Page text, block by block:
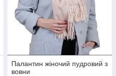
Палантин жіночий пудровий з
вовни